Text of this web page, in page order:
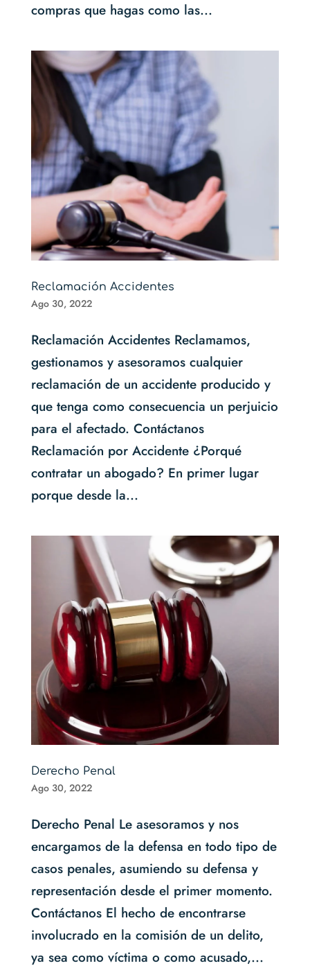
compras que hagas como las...
Reclamación Accidentes
Ago 30, 2022
Reclamación Accidentes Reclamamos,
gestionamos y asesoramos cualquier
reclamación de un accidente producido y
que tenga como consecuencia un perjuicio
para el afectado. Contáctanos
Reclamación por Accidente ¿Porqué
contratar un abogado? En primer lugar
porque desde la...
Derecho Penal
Ago 30, 2022
Derecho Penal Le asesoramos y nos
encargamos de la defensa en todo tipo de
casos penales, asumiendo su defensa y
representación desde el primer momento.
Contáctanos El hecho de encontrarse
involucrado en la comisión de un delito,
ya sea como víctima o como acusado,...